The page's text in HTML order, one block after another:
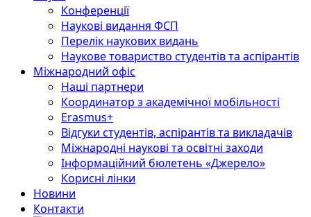
Конференції
Наукові видання ФСП
Перелік наукових видань
Наукове товариство студентів та аспірантів
Міжнародний офіс
Наші партнери
Координатор з академічної мобільності
Erasmus+
Відгуки студентів, аспірантів та викладачів
Міжнародні наукові та освітні заходи
Інформаційний бюлетень «Джерело»
Корисні лінки
Новини
Контакти